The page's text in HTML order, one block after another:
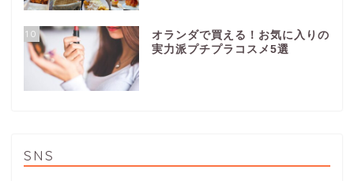
10
オランダで買える！お気に入りの
実力派プチプラコスメ5選
SNS